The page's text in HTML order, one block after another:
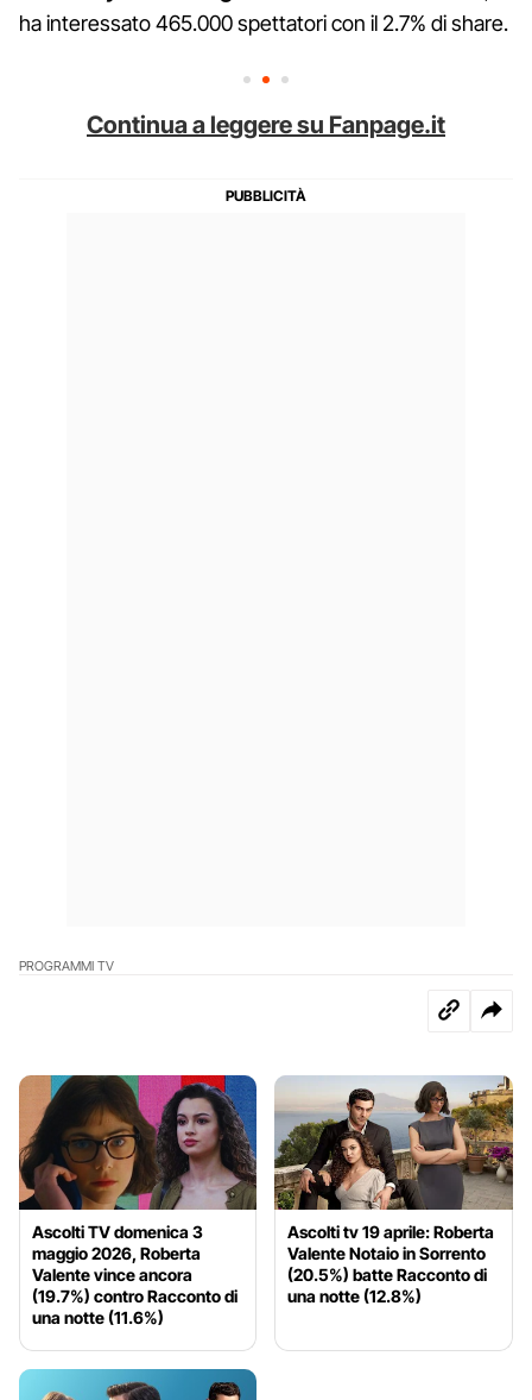
ha interessato 465.000 spettatori con il 2.7% di share.
Continua a leggere su Fanpage.it
PROGRAMMI TV
Ascolti TV domenica 3
maggio 2026, Roberta
Valente vince ancora
(19.7%) contro Racconto di
una notte (11.6%)
Ascolti tv 19 aprile: Roberta
Valente Notaio in Sorrento
(20.5%) batte Racconto di
una notte (12.8%)